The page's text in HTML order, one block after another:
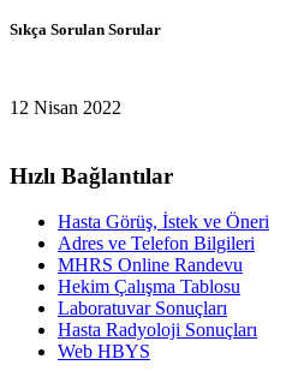
Sıkça Sorulan Sorular
12 Nisan 2022
Hızlı Bağlantılar
Hasta Görüş, İstek ve Öneri
Adres ve Telefon Bilgileri
MHRS Online Randevu
Hekim Çalışma Tablosu
Laboratuvar Sonuçları
Hasta Radyoloji Sonuçları
Web HBYS